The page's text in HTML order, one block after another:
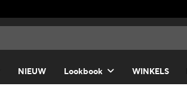
NIEUW Lookbook WINKELS